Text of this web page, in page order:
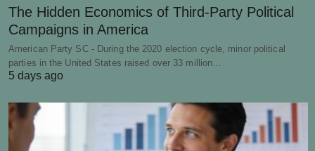
The Hidden Economics of Third-Party Political
Campaigns in America
American Party SC - During the 2020 election cycle, minor political
parties in the United States raised over 33 million…
5 days ago